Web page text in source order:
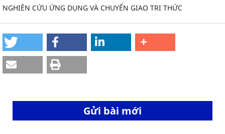
NGHIÊN CỨU ỨNG DỤNG VÀ CHUYỂN GIAO TRI THỨC
Gửi bài mới